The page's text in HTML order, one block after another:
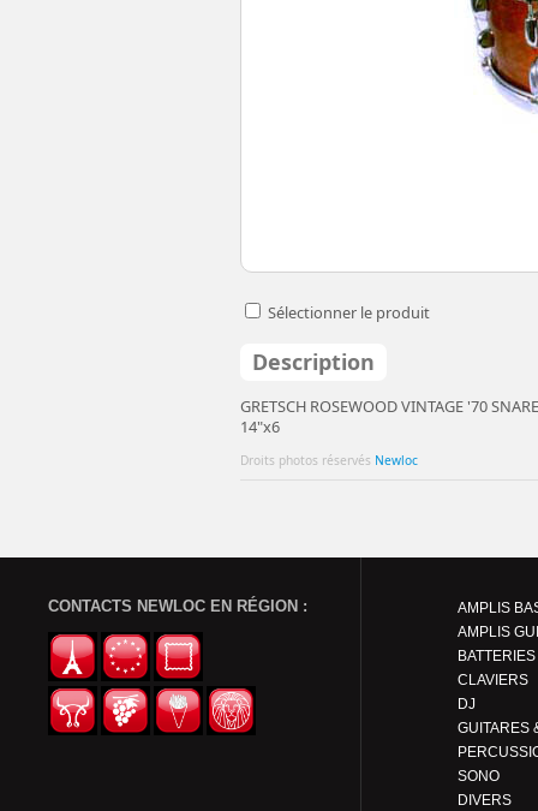
Sélectionner le produit
Description
GRETSCH ROSEWOOD VINTAGE '70
14"x6
Droits photos réservés Newloc
CONTACTS NEWLOC EN RÉGION :
AMPLIS
AMPLIS
BATTERIES
CLAVIERS
DJ
SONO
DIVERS